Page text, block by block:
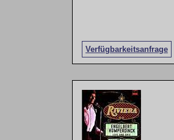
Verfügbarkeitsanfrage